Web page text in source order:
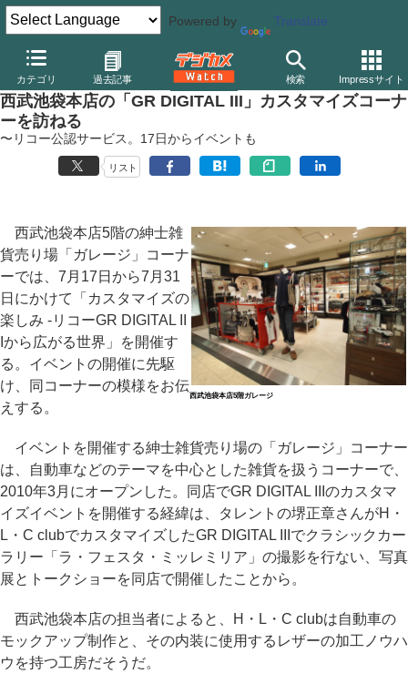
Powered by Translate
カテゴリ 過去記事 検索 Impressサイト
デジカメ Watch カメラ レンズ一体型（コンパクト）カメラ リ
西武池袋本店の「GR DIGITAL III」カスタマイズコーナ
ーを訪ねる
〜リコー公認サービス。17日からイベントも
リスト
西武池袋本店5階ガレージ
西武池袋本店5階の紳士雑
貨売り場「ガレージ」コーナ
ーでは、7月17日から7月31
日にかけて「カスタマイズの
楽しみ -リコーGR DIGITAL II
Iから広がる世界」を開催す
る。イベントの開催に先駆
け、同コーナーの模様をお伝
えする。
イベントを開催する紳士雑貨売り場の「ガレージ」コーナー
は、自動車などのテーマを中心とした雑貨を扱うコーナーで、
2010年3月にオープンした。同店でGR DIGITAL IIIのカスタマ
イズイベントを開催する経緯は、タレントの堺正章さんがH・
L・C clubでカスタマイズしたGR DIGITAL IIIでクラシックカー
ラリー「ラ・フェスタ・ミッレミリア」の撮影を行ない、写真
展とトークショーを同店で開催したことから。
西武池袋本店の担当者によると、H・L・C clubは自動車の
モックアップ制作と、その内装に使用するレザーの加工ノウハ
ウを持つ工房だそうだ。